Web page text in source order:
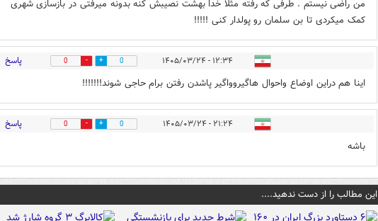
من راضی نیستم . طرفی که رفته مثلا خدا بهشت نصیبش کنه بدونه میرفتی در بازسازی شهری
کمک میکردی تا بن سلمان رو پولدار کنی !!!!!
۱۲:۳۴ - ۱۴۰۵/۰۳/۲۴ 0
0 پاسخ
اینا هم دراین اوضاع واحوال هاگیروواگیر پاشدن رفتن برام حاجی شوند!!!!!!!
۲۱:۲۴ - ۱۴۰۵/۰۳/۲۴ 0
0 پاسخ
باشه
این مطالب را از دست ندهید....